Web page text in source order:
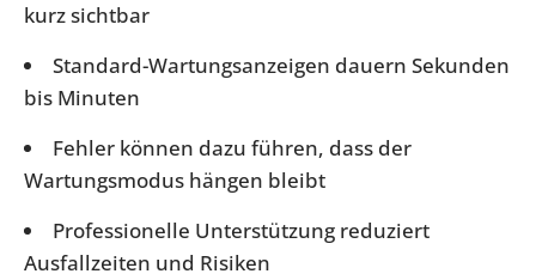
kurz sichtbar
Standard-Wartungsanzeigen dauern Sekunden
bis Minuten
Fehler können dazu führen, dass der
Wartungsmodus hängen bleibt
Professionelle Unterstützung reduziert
Ausfallzeiten und Risiken